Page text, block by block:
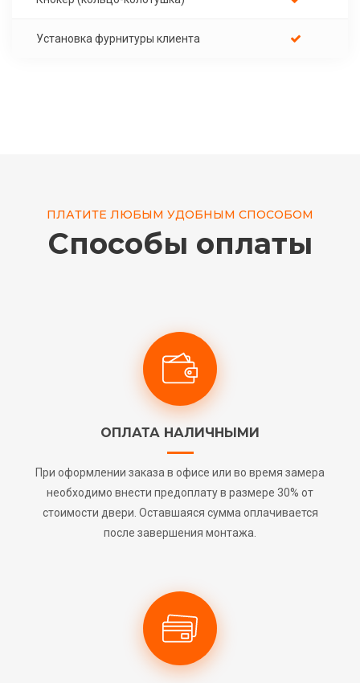
Установка фурнитуры клиента
ПЛАТИТЕ ЛЮБЫМ УДОБНЫМ СПОСОБОМ
Способы оплаты
ОПЛАТА НАЛИЧНЫМИ
При оформлении заказа в офисе или во время замера
необходимо внести предоплату в размере 30% от
стоимости двери. Оставшаяся сумма оплачивается
после завершения монтажа.